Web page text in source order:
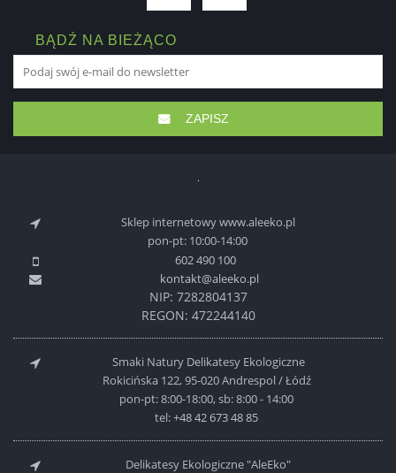
BĄDŹ NA BIEŻĄCO
ZAPISZ
Sklep internetowy www.aleeko.pl
pon-pt: 10:00-14:00
602 490 100
kontakt@aleeko.pl
NIP: 7282804137
REGON: 472244140
Smaki Natury Delikatesy Ekologiczne
Rokicińska 122, 95-020 Andrespol / Łódź
pon-pt: 8:00-18:00, sb: 8:00 - 14:00
tel:+48 42 673 48 85
Delikatesy Ekologiczne "AleEko"